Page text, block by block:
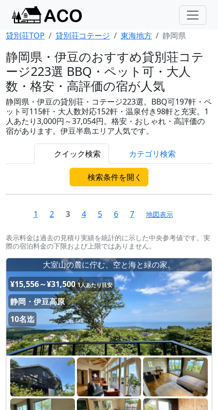
貸別荘TOP 貸別荘コテージ 東海地方 静岡県
静岡県・伊豆のおすすめ貸別荘コテ
ージ223選 BBQ・ペット可・大人
数・格安・高評価の宿が人気
静岡県・伊豆の貸別荘・コテージ223選。BBQ可197軒・ペ
ット可115軒・大人数対応152軒・温泉付き98軒と充実。1
人あたり3,000円～37,054円。格安・おしゃれ・高評価の
宿があります。伊豆半島エリア人気です。
クイック検索 カテゴリ検索
検索条件を開く
1 2 3 4 5 6 7 地図表示
表示料金は過去の見積り実績を統計的に示した中央参考値です。実
際の宿泊料金の下限および上限ではありません。
大室山の麓に佇む、空と海と緑の家。
¥15,556～¥31,500 1人あたり目安
静岡・伊豆高原
10名迄